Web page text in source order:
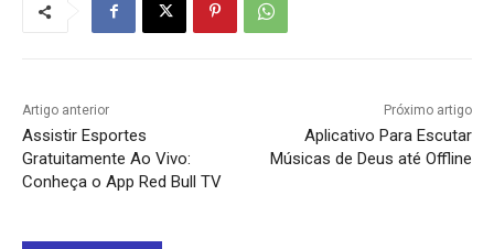
Artigo anterior
Assistir Esportes
Gratuitamente Ao Vivo:
Conheça o App Red Bull TV
Próximo artigo
Aplicativo Para Escutar
Músicas de Deus até Offline